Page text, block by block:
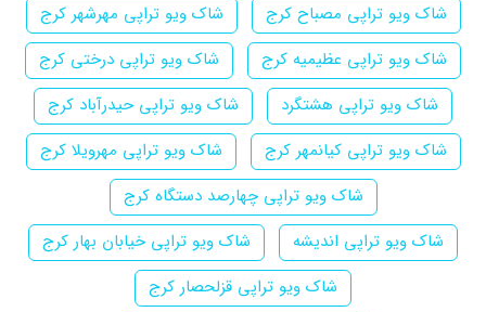
شاک ویو تراپی مصباح کرج
شاک ویو تراپی مهرشهر کرج
شاک ویو تراپی عظیمیه کرج
شاک ویو تراپی درختی کرج
شاک ویو تراپی هشتگرد
شاک ویو تراپی حیدرآباد کرج
شاک ویو تراپی کیانمهر کرج
شاک ویو تراپی مهرویلا کرج
شاک ویو تراپی چهارصد دستگاه کرج
شاک ویو تراپی اندیشه
شاک ویو تراپی خیابان بهار کرج
شاک ویو تراپی قزلحصار کرج